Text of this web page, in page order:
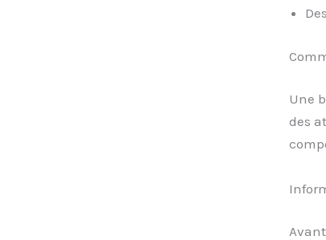
Une
des
Avant